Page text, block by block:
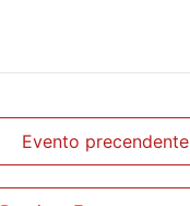
Evento precendente